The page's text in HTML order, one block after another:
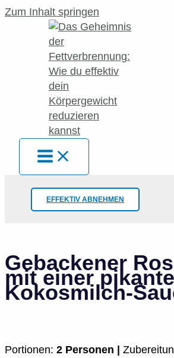
Zum Inhalt springen
EFFEKTIV ABNEHMEN
Gebackener
mit einer
Kokosmilch-
Portionen: 2 Personen |